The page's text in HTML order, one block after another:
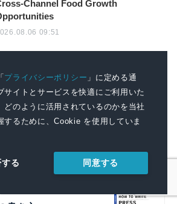
プライバシーポリシー 」に定める通
サイトとサービスを快適にご利用いた
どのように活用されているのかを当社
するために、Cookie を使用していま
る 同意する
Channel Food Growth
09:51
：北京時間：北京のリズムに身を任せ